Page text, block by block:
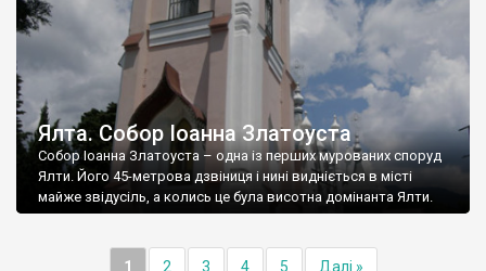
Ялта. Собор Іоанна Златоуста
Собор Іоанна Златоуста – одна із перших мурованих споруд
Ялти. Його 45-метрова дзвіниця і нині видніється в місті
майже звідусіль, а колись це була висотна домінанта Ялти.
1 2 3 4 5 Далі »